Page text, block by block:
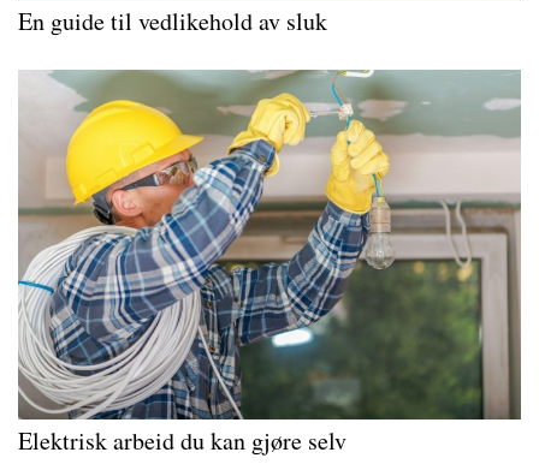
En guide til vedlikehold av sluk
Elektrisk arbeid du kan gjøre selv